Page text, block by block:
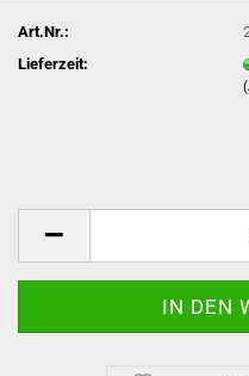
Art.Nr.:
Lieferzeit: